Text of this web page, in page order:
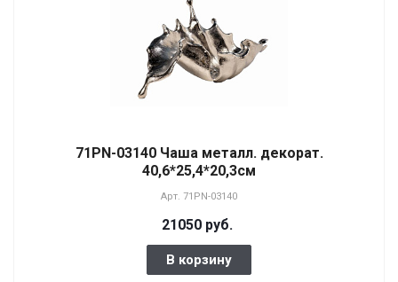
71PN-03140 Чаша металл. декорат.
40,6*25,4*20,3см
Арт. 71PN-03140
21050 руб.
В корзину